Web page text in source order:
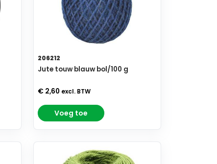
206212
Jute touw blauw bol/100 g
€ 2,60 excl. BTW
Voeg toe